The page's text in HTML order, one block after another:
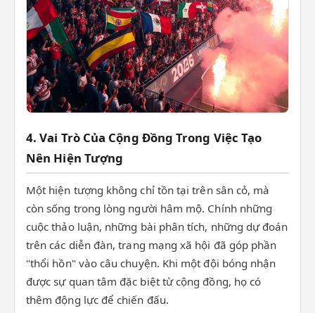
4. Vai Trò Của Cộng Đồng Trong Việc Tạo
Nên Hiện Tượng
Một hiện tượng không chỉ tồn tại trên sân cỏ, mà
còn sống trong lòng người hâm mộ. Chính những
cuộc thảo luận, những bài phân tích, những dự đoán
trên các diễn đàn, trang mạng xã hội đã góp phần
"thổi hồn" vào câu chuyện. Khi một đội bóng nhận
được sự quan tâm đặc biệt từ cộng đồng, họ có
thêm động lực để chiến đấu.